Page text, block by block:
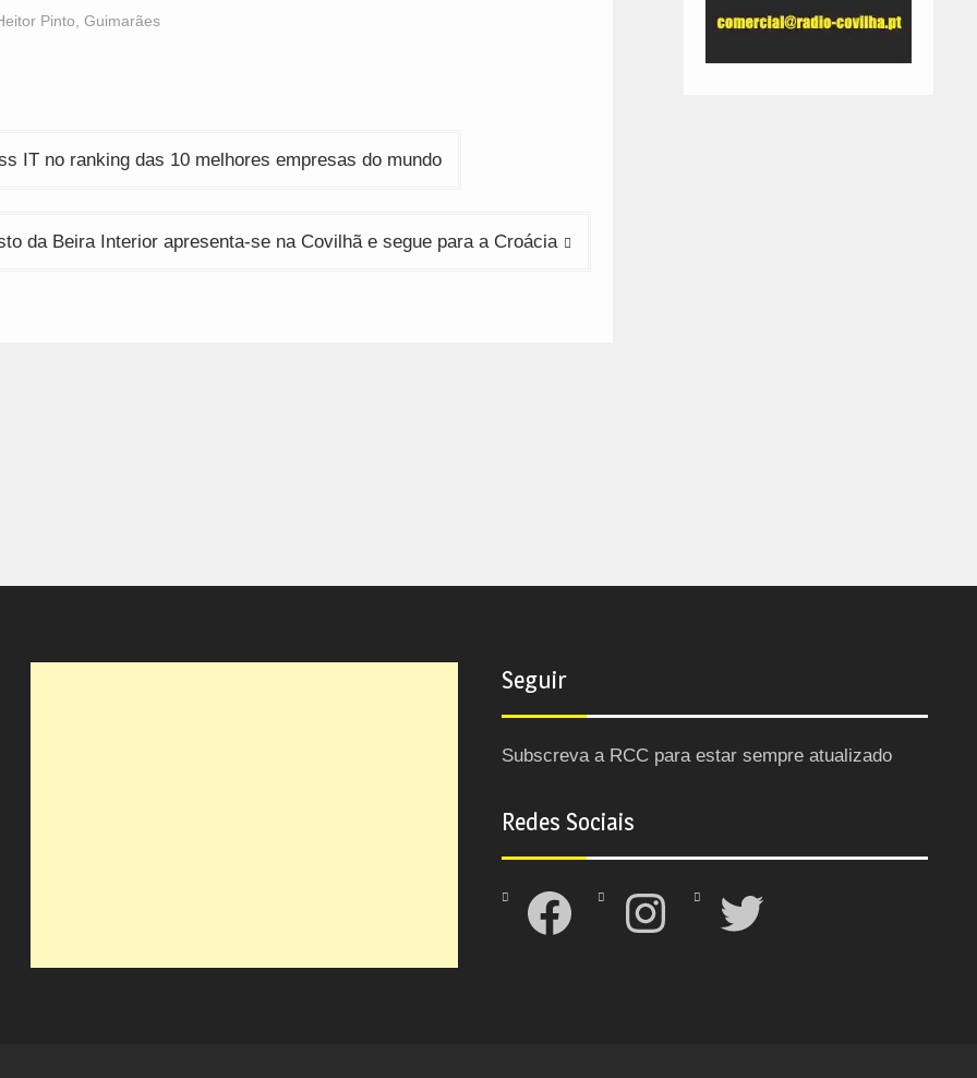
Pinto Guimarães
IT no ranking das 10 melhores empresas do mundo
da Beira Interior apresenta-se na Covilhã e segue para a Croácia
Seguir
Subscreva a RCC para estar sempre atualizado
Redes Sociais
Facebook Instagram Twitter